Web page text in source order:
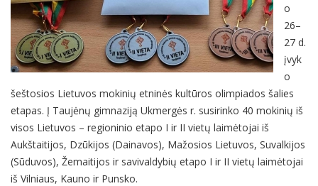
o
26–
27 d.
įvyk
o
šeštosios Lietuvos mokinių etninės kultūros olimpiados šalies
etapas. Į Taujėnų gimnaziją Ukmergės r. susirinko 40 mokinių iš
visos Lietuvos – regioninio etapo I ir II vietų laimėtojai iš
Aukštaitijos, Dzūkijos (Dainavos), Mažosios Lietuvos, Suvalkijos
(Sūduvos), Žemaitijos ir savivaldybių etapo I ir II vietų laimėtojai
iš Vilniaus, Kauno ir Punsko.